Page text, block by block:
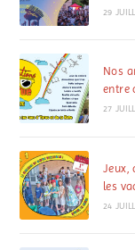
29
Nos
entre
27
Jeux,
les
24